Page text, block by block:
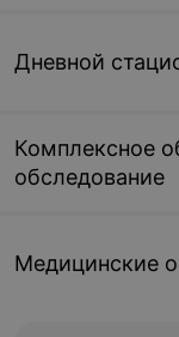
Дневной
Комплексное
обследование
Медицинские